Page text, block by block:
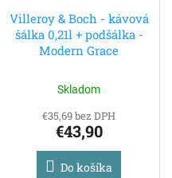
Villeroy & Boch - kávová
šálka 0,21l + podšálka -
Modern Grace
Skladom
€35,69 bez DPH
€43,90
Do košíka